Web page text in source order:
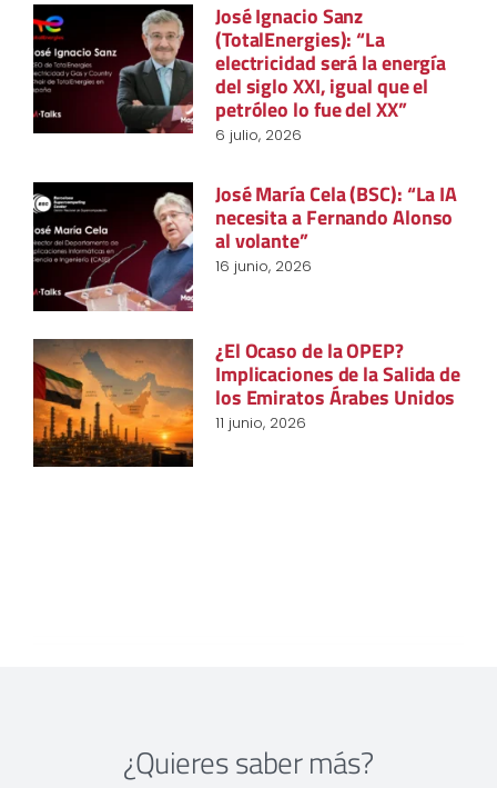
José Ignacio Sanz
(TotalEnergies): “La
electricidad será la energía
del siglo XXI, igual que el
petróleo lo fue del XX”
6 julio, 2026
José María Cela (BSC): “La IA
necesita a Fernando Alonso
al volante”
16 junio, 2026
¿El Ocaso de la OPEP?
Implicaciones de la Salida de
los Emiratos Árabes Unidos
11 junio, 2026
¿Quieres saber más?